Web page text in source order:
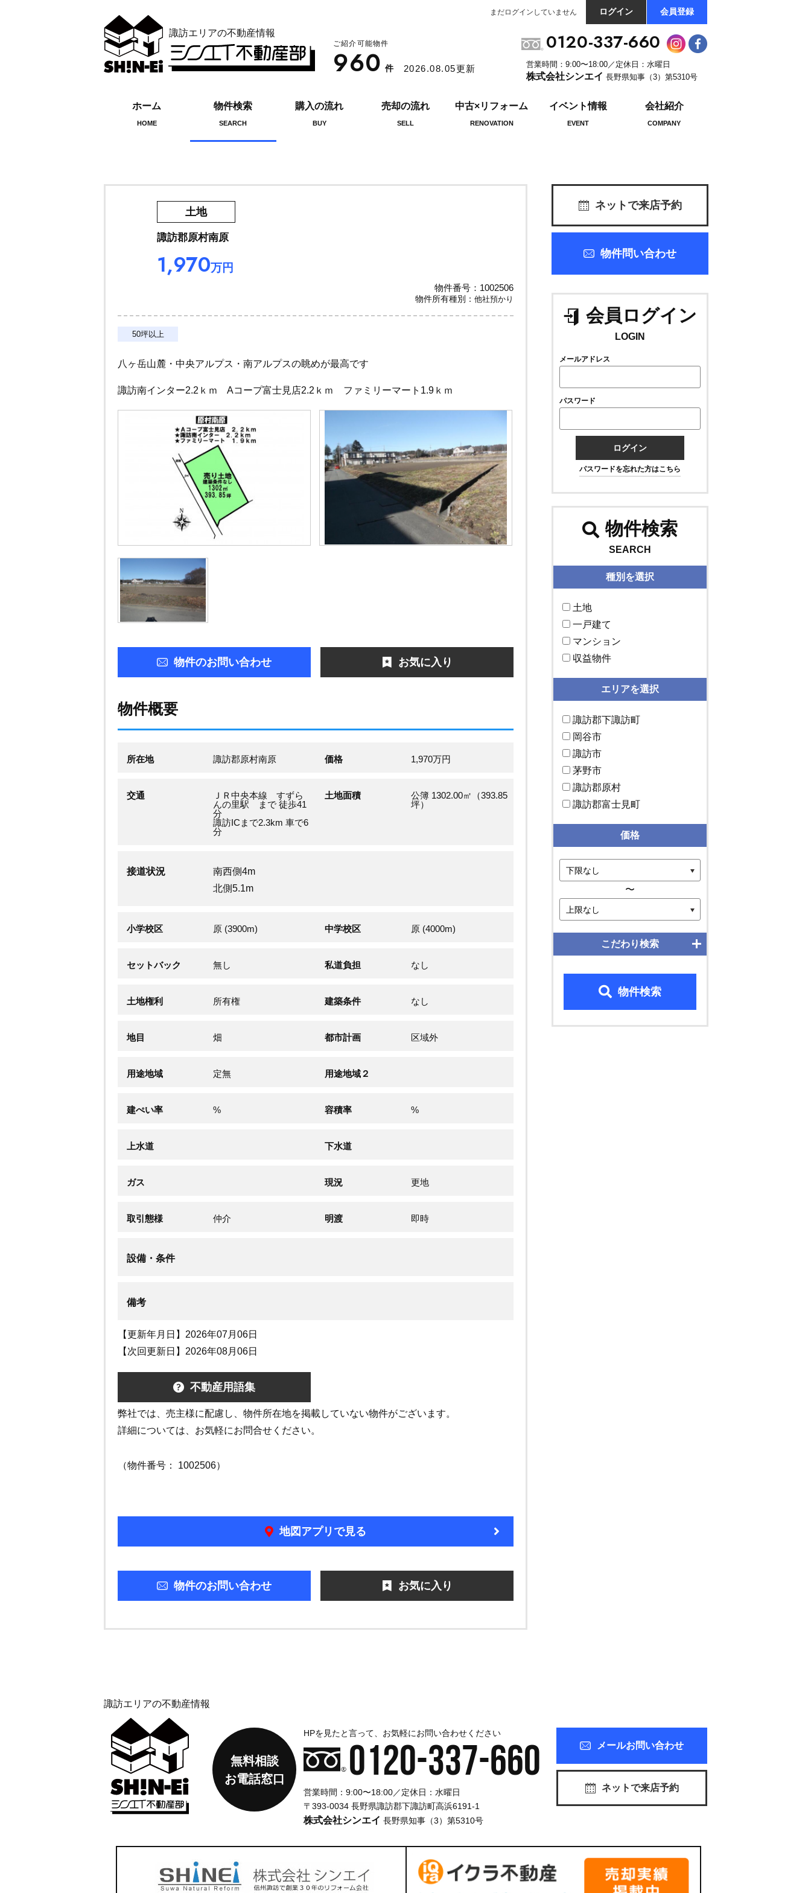
諏訪エリアの不動産情報
ご紹介可能物件
960 件 2026.08.05更新
まだログインしていません ログイン 会員登録
0120-337-660
営業時間：9:00〜18:00／定休日：水曜日
株式会社シンエイ 長野県知事（3）第5310号
ホーム
HOME
物件検索
SEARCH
購入の流れ
BUY
売却の流れ
SELL
中古×リフォーム
RENOVATION
イベント情報
EVENT
会社紹介
COMPANY
土地
諏訪郡原村南原
1,970万円
物件番号：1002506
物件所有種別： 他社預かり
50坪以上
八ヶ岳山麓・中央アルプス・南アルプスの眺めが最高です
諏訪南インター2.2ｋｍ Aコープ富士見店2.2ｋｍ ファミリーマート1.9ｋｍ
物件のお問い合わせ お気に入り
物件概要
所在地 諏訪郡原村南原 価格 1,970万円
交通
ＪＲ中央本線 すずら
んの里駅 まで 徒歩41
分
諏訪ICまで2.3km 車で6
分
土地面積
公簿 1302.00㎡（393.85
坪）
接道状況
南西側4m
北側5.1m
小学校区 原 (3900m) 中学校区 原 (4000m)
セットバック 無し 私道負担 なし
土地権利 所有権 建築条件 なし
地目 畑 都市計画 区域外
用途地域 定無 用途地域２
建ぺい率 % 容積率 %
上水道 下水道
ガス 現況 更地
取引態様 仲介 明渡 即時
設備・条件
備考
【更新年月日】2026年07月06日
【次回更新日】2026年08月06日
不動産用語集
弊社では、売主様に配慮し、物件所在地を掲載していない物件がございます。
詳細については、お気軽にお問合せください。
（物件番号： 1002506）
地図アプリで見る
物件のお問い合わせ お気に入り
ネットで来店予約
物件問い合わせ
会員ログイン
LOGIN
メールアドレス
パスワード
ログイン
パスワードを忘れた方はこちら
物件検索
SEARCH
種別を選択
土地
一戸建て
マンション
収益物件
エリアを選択
諏訪郡下諏訪町
岡谷市
諏訪市
茅野市
諏訪郡原村
諏訪郡富士見町
価格
〜
こだわり検索
物件検索
諏訪エリアの不動産情報
無料相談
お電話窓口
HPを見たと言って、お気軽にお問い合わせください
0120-337-660
営業時間：9:00〜18:00／定休日：水曜日
〒393-0034 長野県諏訪郡下諏訪町高浜6191-1
株式会社シンエイ 長野県知事（3）第5310号
メールお問い合わせ
ネットで来店予約